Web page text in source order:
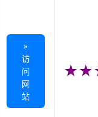
»
访
问
网
站